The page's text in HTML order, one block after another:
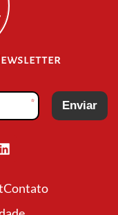
* Enviar
Contato